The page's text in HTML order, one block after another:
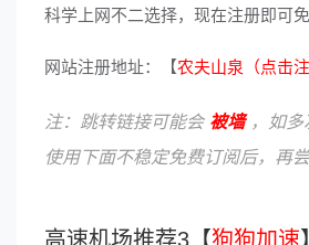
科学上网不二选择，现在注册即可免
网站注册地址：【农夫山泉（点击注
注：跳转链接可能会 被墙，如多
使用下面不稳定免费订阅后，再
高速机场推荐3【狗狗加速】